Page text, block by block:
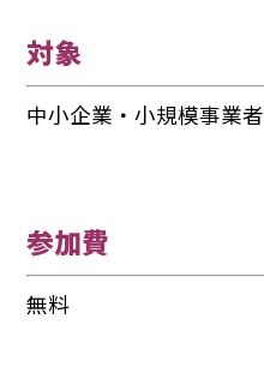
対象
中小企業・小規模事業者
参加費
無料